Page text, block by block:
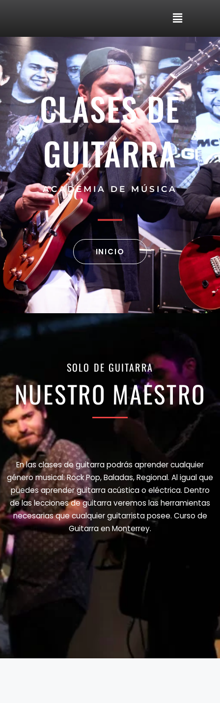
CLASES DE
GUITARRA
ACADEMIA DE MÚSICA
INICIO
SOLO DE GUITARRA
NUESTRO MAESTRO
En las clases de guitarra podrás aprender cualquier
género musical: Rock Pop, Baladas, Regional. Al igual que
puedes aprender guitarra acústica o eléctrica. Dentro
de las lecciones de guitarra veremos las herramientas
necesarias que cualquier guitarrista posee. Curso de
Guitarra en Monterrey.